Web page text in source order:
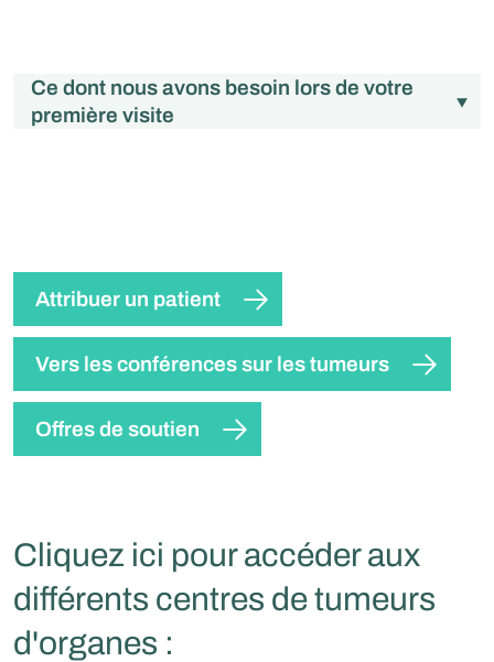
Ce dont nous avons besoin lors de votre
première visite
Attribuer un patient
Vers les conférences sur les tumeurs
Offres de soutien
Cliquez ici pour accéder aux
différents centres de tumeurs
d'organes :